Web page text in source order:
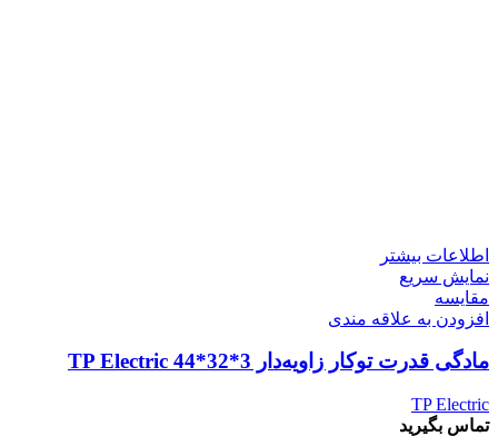
اطلاعات بیشتر
نمایش سریع
مقايسه
افزودن به علاقه مندی
مادگی قدرت توکار زاویه‌دار 3*32*44 TP Electric
TP Electric
تماس بگیرید